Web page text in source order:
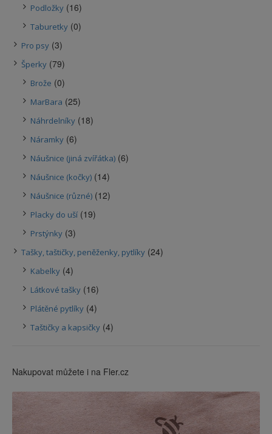
Podložky (16)
Taburetky (0)
Pro psy (3)
Šperky (79)
Brože (0)
MarBara (25)
Náhrdelníky (18)
Náramky (6)
Náušnice (jiná zvířátka) (6)
Náušnice (kočky) (14)
Náušnice (různé) (12)
Placky do uší (19)
Prstýnky (3)
Tašky, taštičky, peněženky, pytlíky (24)
Kabelky (4)
Látkové tašky (16)
Plátěné pytlíky (4)
Taštičky a kapsičky (4)
Nakupovat můžete i na Fler.cz